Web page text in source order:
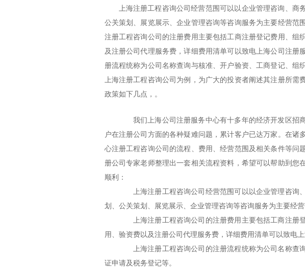
上海注册工程咨询公司经营范围可以以企业管理咨询、商
公关策划、展览展示、企业管理咨询等咨询服务为主要经营范
注册工程咨询公司的注册费用主要包括工商注册登记费用、组
及注册公司代理服务费，详细费用清单可以致电上海公司注册
册流程统称为公司名称查询与核准、开户验资、工商登记、组
上海注册工程咨询公司为例，为广大的投资者阐述其注册所需
政策如下几点，。
我们上海公司注册服务中心有十多年的经济开发区招
户在注册公司方面的各种疑难问题，累计客户已达万家。在
心注册工程咨询公司的流程、费用、经营范围及相关条件等问
册公司专家老师整理出一套相关流程资料，希望可以帮助到您
顺利：
上海注册工程咨询公司经营范围可以以企业管理咨询
划、公关策划、展览展示、企业管理咨询等咨询服务为主要经
上海注册工程咨询公司的注册费用主要包括工商注册
用、验资费以及注册公司代理服务费，详细费用清单可以致电
上海注册工程咨询公司的注册流程统称为公司名称查
证申请及税务登记等。